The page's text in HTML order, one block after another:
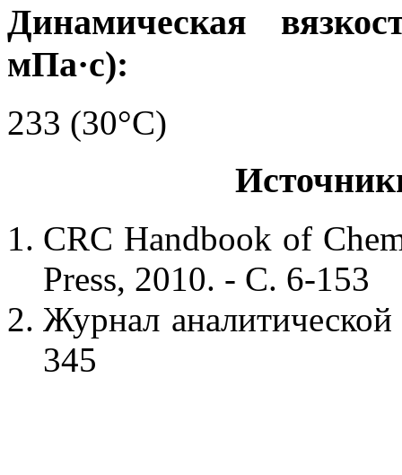
Динамическая
мПа·с):
233 (30°C)
CRC Handbook of
Press, 2010. - С. 6-153
Журнал
345